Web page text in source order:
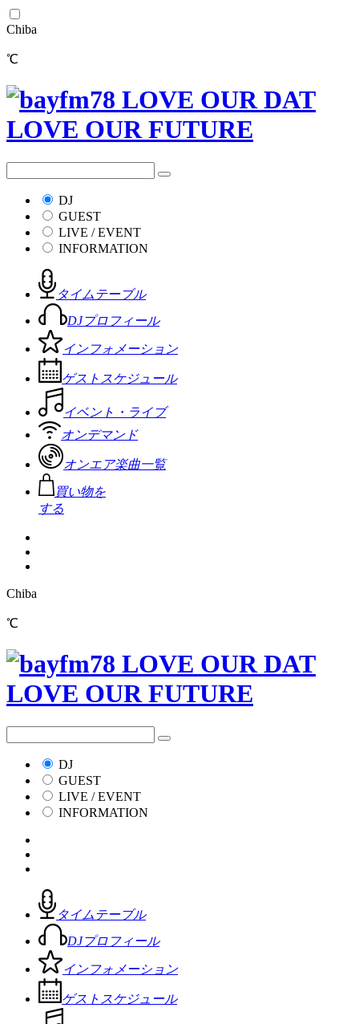
Chiba
℃
DJ
GUEST
LIVE / EVENT
INFORMATION
タイムテーブル
DJプロフィール
インフォメーション
ゲストスケジュール
イベント・ライブ
オンデマンド
オンエア楽曲一覧
買い物を
する
Chiba
℃
DJ
GUEST
LIVE / EVENT
INFORMATION
タイムテーブル
DJプロフィール
インフォメーション
ゲストスケジュール